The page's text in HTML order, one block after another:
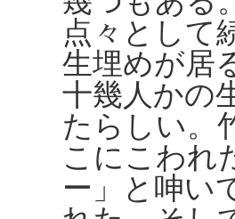
点々として
生埋めが居
十幾人かの
たらしい。
こにこわれ
ー」と呻い